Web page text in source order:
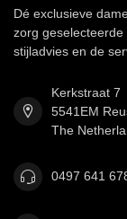
Dé exclusieve
zorg
stijladvies en de
Kerkstraat 7
5541EM
The
0497 641